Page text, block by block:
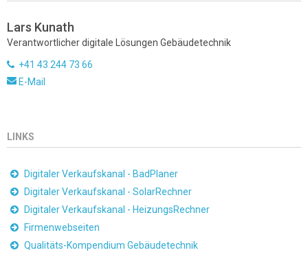
Lars Kunath
Verantwortlicher digitale Lösungen Gebäudetechnik
+41 43 244 73 66
E-Mail
LINKS
Digitaler Verkaufskanal - BadPlaner
Digitaler Verkaufskanal - SolarRechner
Digitaler Verkaufskanal - HeizungsRechner
Firmenwebseiten
Qualitäts-Kompendium Gebäudetechnik